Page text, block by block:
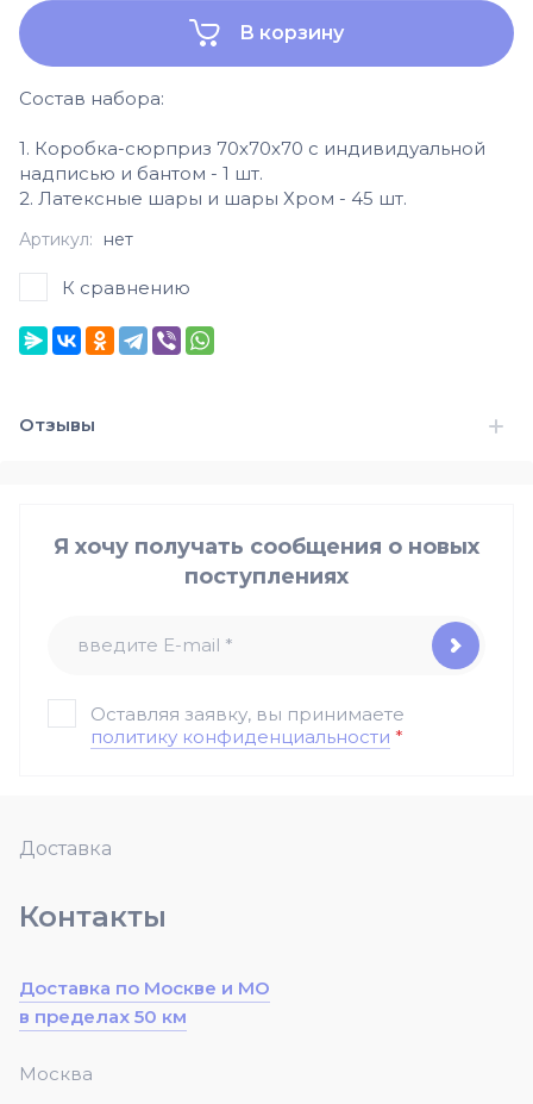
В корзину
Состав набора:
1. Коробка-сюрприз 70х70х70 с индивидуальной
надписью и бантом - 1 шт.
2. Латексные шары и шары Хром - 45 шт.
Артикул: нет
К сравнению
Отзывы
Доставка
Контакты
Доставка по Москве и МО
в пределах 50 км
Москва
Я хочу получать сообщения о новых
поступлениях
Оставляя заявку, вы принимаете
политику конфиденциальности *